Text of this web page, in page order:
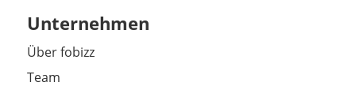
Unternehmen
Über fobizz
Team